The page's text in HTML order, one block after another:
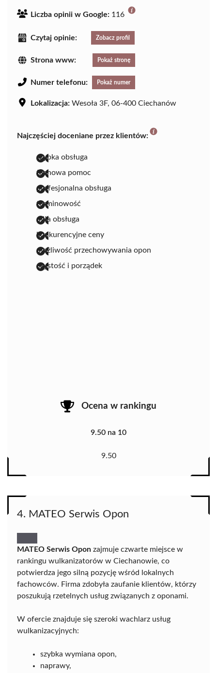
Liczba opinii w Google: 116
Czytaj opinie: Zobacz profil
Strona www: Pokaż stronę
Numer telefonu: Pokaż numer
Lokalizacja: Wesoła 3F, 06-400 Ciechanów
Najczęściej doceniane przez klientów:
szybka obsługa
fachowa pomoc
profesjonalna obsługa
terminowość
miła obsługa
konkurencyjne ceny
możliwość przechowywania opon
czystość i porządek
Ocena w rankingu
9.50 na 10
9.50
4. MATEO Serwis Opon
MATEO Serwis Opon zajmuje czwarte miejsce w
rankingu wulkanizatorów w Ciechanowie, co
potwierdza jego silną pozycję wśród lokalnych
fachowców. Firma zdobyła zaufanie klientów, którzy
poszukują rzetelnych usług związanych z oponami.
W ofercie znajduje się szeroki wachlarz usług
wulkanizacyjnych:
szybka wymiana opon,
naprawy,